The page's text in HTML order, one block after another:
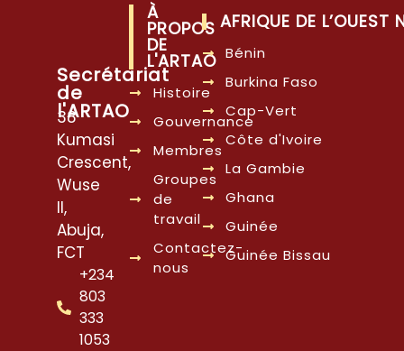
Secrétariat
de
l'ARTAO
38
Kumasi
Crescent,
Wuse
II,
Abuja,
FCT
+234
803
333
1053
À
PROPOS
DE
L'ARTAO
Histoire
Gouvernance
Membres
Groupes
de
travail
Contactez-
nous
AFRIQUE DE L’OUEST
Bénin
Burkina Faso
Cap-Vert
Côte d'Ivoire
La Gambie
Ghana
Guinée
Guinée Bissau